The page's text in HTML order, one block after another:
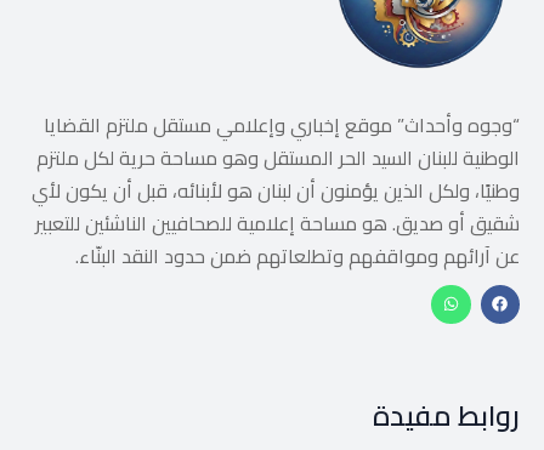
“وجوه وأحداث” موقع إخباري وإعلامي مستقل ملتزم القضايا
الوطنية للبنان السيد الحر المستقل وهو مساحة حرية لكل ملتزم
وطنيًا، ولكل الذين يؤمنون أن لبنان هو لأبنائه، قبل أن يكون لأي
شقيق أو صديق. هو مساحة إعلامية للصحافيين الناشئين للتعبير
عن آرائهم ومواقفهم وتطلعاتهم ضمن حدود النقد البنّاء.
روابط مفيدة